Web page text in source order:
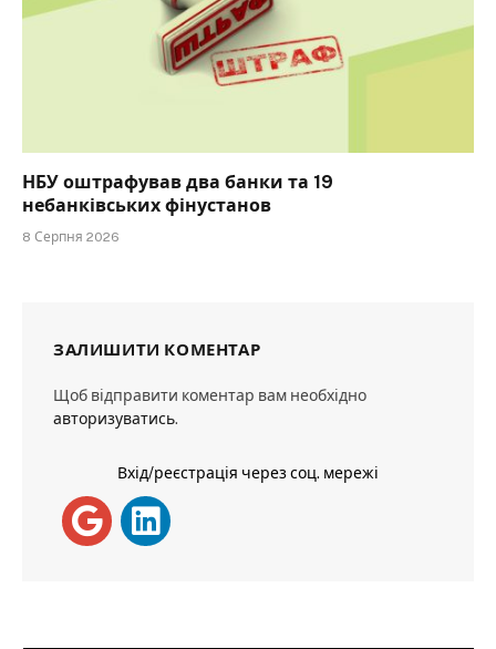
НБУ оштрафував два банки та 19
небанківських фінустанов
8 Серпня 2026
ЗАЛИШИТИ КОМЕНТАР
Щоб відправити коментар вам необхідно
авторизуватись.
Вхід/реєстрація через соц. мережі